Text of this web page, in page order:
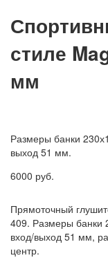
стиле
мм
Размеры банки
выход 51 мм.
6000 руб.
Прямоточный
409. Размеры
вход/выход 51 мм,
центр.